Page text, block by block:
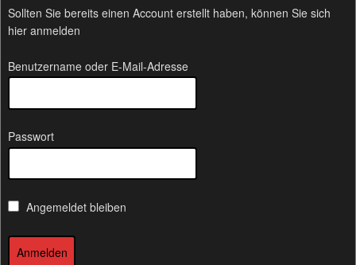
Sollten Sie bereits einen Account erstellt haben, können Sie sich
hier anmelden
Benutzername oder E-Mail-Adresse
Passwort
Angemeldet bleiben